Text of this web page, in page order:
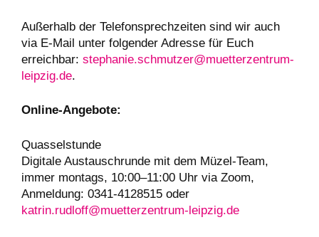
Außerhalb der Telefonsprechzeiten sind wir auch
via E-Mail unter folgender Adresse für Euch
erreichbar: stephanie.schmutzer@muetterzentrum-
leipzig.de.
Online-Angebote:
Quasselstunde
Digitale Austauschrunde mit dem Müzel-Team,
immer montags, 10:00–11:00 Uhr via Zoom,
Anmeldung: 0341-4128515 oder
katrin.rudloff@muetterzentrum-leipzig.de